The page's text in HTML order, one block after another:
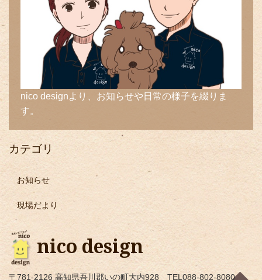
nico designより、お知らせや日常の様子を綴りま
す。
カテゴリ
お知らせ
現場だより
nico design
〒781-2126 高知県吾川郡いの町大内928 TEL088-802-8080